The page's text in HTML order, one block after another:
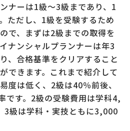
ナーは1級～3級まであり、1
ただし、1級を受験するため
で、まずは2級までの取得を
ナンシャルプランナーは年3
、合格基準をクリアすること
できます。これまで紹介して
度は低く、2級は40％前後、
です。2級の受験費用は学科4,
級は学科・実技ともに3,000